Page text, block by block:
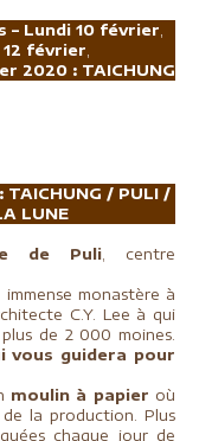
– Lundi 10 février
février
2020 : TAICHUNG
TAICHUNG / PULI /
LUNE
de Puli , centre
, immense monastère à
C.Y. Lee à qui
de 2 000 moines.
vous guidera pour
moulin à papier où
la production. Plus
chaque jour de